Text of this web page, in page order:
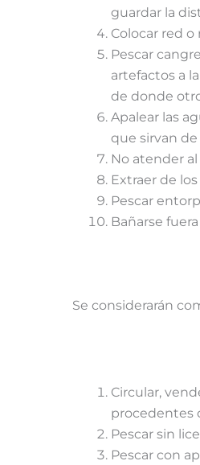
guardar la
Colocar red
Pescar
artefactos a
de donde
Apalear las
que sirvan
No atender
Extraer de
Pescar
Bañarse
Se considerarán
Circular,
procedentes
Pescar sin
Pescar con